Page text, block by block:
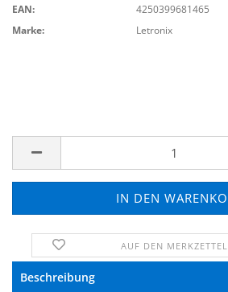
EAN:
4250399681465
Marke:
Letronix
AUF DEN MERKZETTEL
Beschreibung